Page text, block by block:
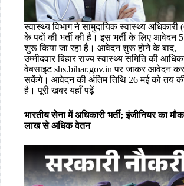
स्वास्थ्य विभाग ने सामुदायिक स्वास्थ्य अधिकारी
के पदों की भर्ती की है। इस भर्ती के लिए आवेदन
शुरू किया जा रहा है। आवेदन शुरू होने के बाद,
उम्मीदवार बिहार राज्य स्वास्थ्य समिति की
वेबसाइट shs.bihar.gov.in पर जाकर आवेदन कर
सकेंगे। आवेदन की अंतिम तिथि 26 मई को तय
है। पूरी खबर यहाँ पढ़ें
भारतीय सेना में अधिकारी भर्ती; इंजीनियर का
लाख से अधिक वेतन